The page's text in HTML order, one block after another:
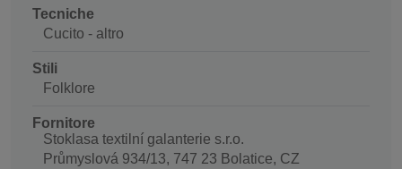
Tecniche
Cucito - altro
Stili
Folklore
Fornitore
Stoklasa textilní galanterie s.r.o.
Průmyslová 934/13, 747 23 Bolatice, CZ